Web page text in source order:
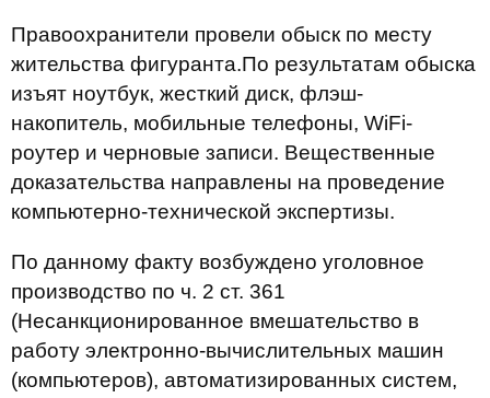
Правоохранители провели обыск по месту
жительства фигуранта.По результатам обыска
изъят ноутбук, жесткий диск, флэш-
накопитель, мобильные телефоны, WiFi-
роутер и черновые записи. Вещественные
доказательства направлены на проведение
компьютерно-технической экспертизы.
По данному факту возбуждено уголовное
производство по ч. 2 ст. 361
(Несанкционированное вмешательство в
работу электронно-вычислительных машин
(компьютеров), автоматизированных систем,